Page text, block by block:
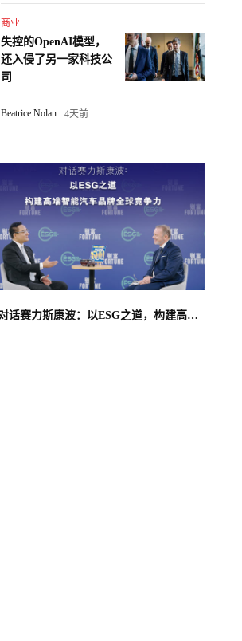
商业
失控的OpenAI模型，
还入侵了另一家科技公
司
Beatrice Nolan 4天前
对话赛力斯康波：以ESG之道，构建高端智能汽车品牌全球竞争力